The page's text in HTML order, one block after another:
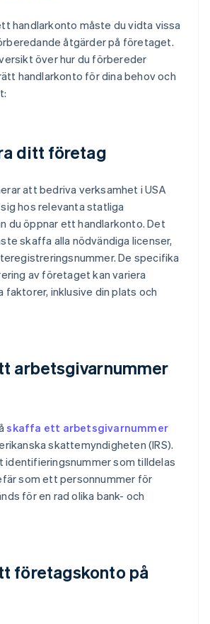
handlarkonto måste du vidta vissa
åtgärder på företaget.
över hur du förbereder
handlarkonto för dina behov och
ditt företag
att bedriva verksamhet i USA
hos relevanta statliga
du öppnar ett handlarkonto. Det
skaffa alla nödvändiga licenser,
De specifika
av företaget kan variera
faktorer, inklusive din plats och
arbetsgivarnummer
skaffa ett arbetsgivarnummer
skattemyndigheten (IRS).
identifieringsnummer som tilldelas
som ett personnummer för
för en rad olika bank- och
företagskonto på